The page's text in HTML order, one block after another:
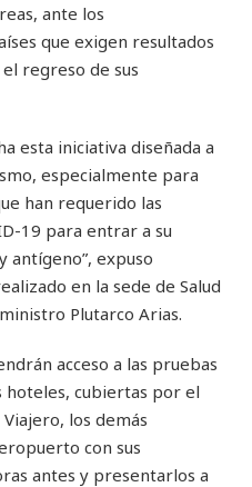
ante los
que exigen resultados
regreso de sus
esta iniciativa diseñada a
especialmente para
han requerido las
19 para entrar a su
antígeno”, expuso
en la sede de Salud
Plutarco Arias.
acceso a las pruebas
hoteles, cubiertas por el
los demás
con sus
antes y presentarlos a